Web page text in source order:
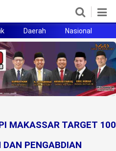
Daerah Nasional
MAKASSAR TARGET 100
PENGABDIAN